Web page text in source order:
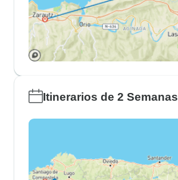
Itinerarios de 2 Semanas